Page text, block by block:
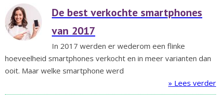
De best verkochte smartphones
van 2017
In 2017 werden er wederom een flinke
hoeveelheid smartphones verkocht en in meer varianten dan
ooit. Maar welke smartphone werd
» Lees verder